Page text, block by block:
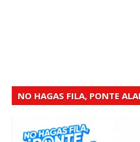
NO HAGAS FILA, PONTE